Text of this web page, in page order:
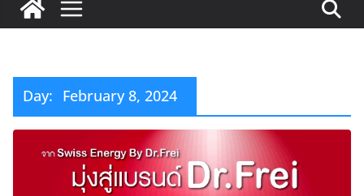
พร้อมรับอนาคต
Day: February 8, 2024